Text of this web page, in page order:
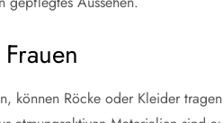
können Röcke oder Kleider